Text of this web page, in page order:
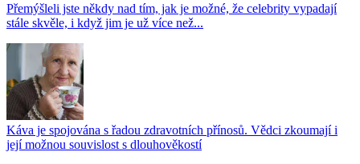
Přemýšleli jste někdy nad tím, jak je možné, že celebrity vypadají
stále skvěle, i když jim je už více než...
Káva je spojována s řadou zdravotních přínosů. Vědci zkoumají i
její možnou souvislost s dlouhověkostí